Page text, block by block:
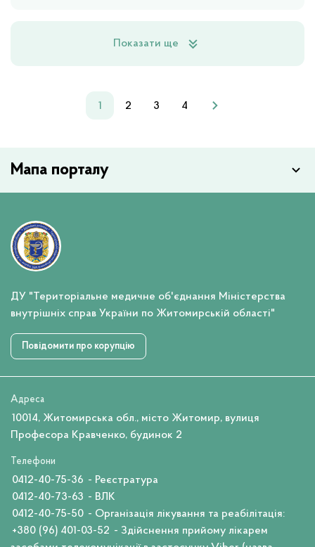
Показати ще
1 2 3 4
Мапа порталу
ДУ "Територіальне медичне об'єднання Міністерства
внутрішніх справ України по Житомирській області"
Повідомити про корупцію
Адреса
10014, Житомирська обл., місто Житомир, вулиця
Професора Кравченко, будинок 2
Телефони
0412-40-75-36 - Реєстратура
0412-40-73-63 - ВЛК
0412-40-75-50 - Організація лікування та реабілітація:
+380 (96) 401-03-52 - Здійснення прийому лікарем